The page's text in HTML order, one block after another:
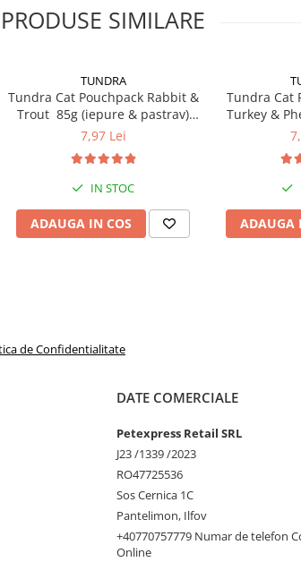
PRODUSE SIMILARE
TUNDRA
Tundra Cat Pouchpack Rabbit &
Trout 85g (iepure & pastrav)
Hrana Umeda Pisici
7,97 Lei
IN STOC
ADAUGA IN COS
Tundra Cat
Turkey &
curcan &
ADAUGA
de Confidentialitate
DATE COMERCIALE
Petexpress Retail SRL
J23 /1339 /2023
RO47725536
Sos Cernica 1C
Pantelimon, Ilfov
+40770757779 Numar de telefon
Online